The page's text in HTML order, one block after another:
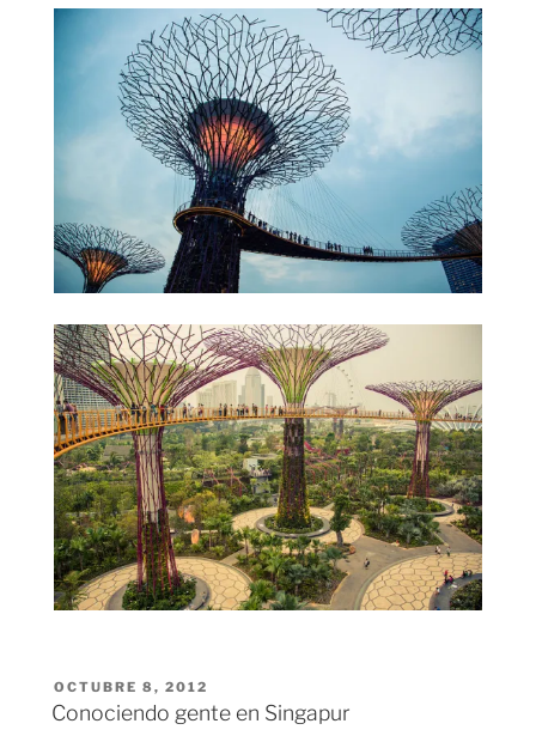
PUBLICADO
EL
OCTUBRE 8, 2012
Conociendo gente en Singapur